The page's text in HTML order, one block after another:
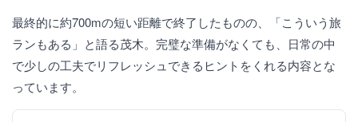
最終的に約700mの短い距離で終了したものの、「こういう旅
ランもある」と語る茂木。完璧な準備がなくても、日常の中
で少しの工夫でリフレッシュできるヒントをくれる内容とな
っています。